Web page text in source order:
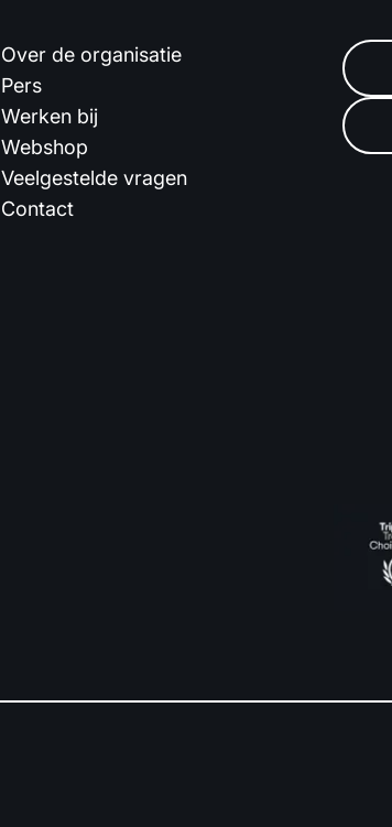
Over de organisatie
Pers
Werken bij
Webshop
Veelgestelde vragen
Contact